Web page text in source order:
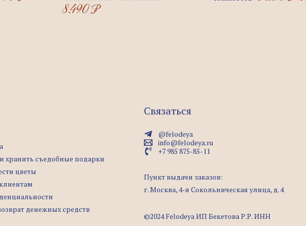
8.490₽
хранить съедобные подарки
цветы
денежных средств
Связаться
@felodeya
info@felodeya.ru
+7 985 875-85-11
Пункт выдачи заказов:
г. Москва, 4-я Сокольническая улица, д. 4
©2024 Felodeya ИП Бекетова Р.Р. ИНН